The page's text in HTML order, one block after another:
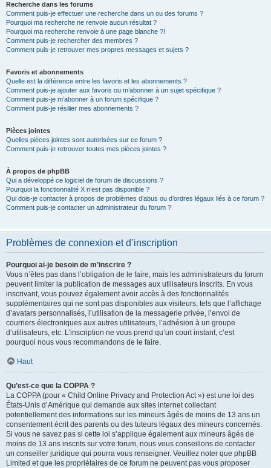
Recherche dans les forums
Comment puis-je effectuer une recherche dans un ou des forums ?
Pourquoi ma recherche ne renvoie aucun résultat ?
Pourquoi ma recherche renvoie à une page blanche ?!
Comment puis-je rechercher des membres ?
Comment puis-je retrouver mes propres messages et sujets ?
Favoris et abonnements
Quelle est la différence entre les favoris et les abonnements ?
Comment puis-je ajouter aux favoris ou m’abonner à un sujet spécifique ?
Comment puis-je m’abonner à un forum spécifique ?
Comment puis-je résilier mes abonnements ?
Pièces jointes
Quelles pièces jointes sont autorisées sur ce forum ?
Comment puis-je retrouver toutes mes pièces jointes ?
À propos de phpBB
Qui a développé ce logiciel de forum de discussions ?
Pourquoi la fonctionnalité X n’est pas disponible ?
Qui dois-je contacter à propos de problèmes d’abus ou d’ordres légaux liés à ce forum ?
Comment puis-je contacter un administrateur du forum ?
Problèmes de connexion et d’inscription
Pourquoi ai-je besoin de m’inscrire ?
Vous n’êtes pas dans l’obligation de le faire, mais les administrateurs du forum
peuvent limiter la publication de messages aux utilisateurs inscrits. En vous
inscrivant, vous pouvez également avoir accès à des fonctionnalités
supplémentaires qui ne sont pas disponibles aux visiteurs, tels que l’affichage
d’avatars personnalisés, l’utilisation de la messagerie privée, l’envoi de
courriers électroniques aux autres utilisateurs, l’adhésion à un groupe
d’utilisateurs, etc. L’inscription ne vous prend qu’un court instant, c’est
pourquoi nous vous recommandons de le faire.
Haut
Qu’est-ce que la COPPA ?
La COPPA (pour « Child Online Privacy and Protection Act ») est une loi des
États-Unis d’Amérique qui demande aux sites internet collectant
potentiellement des informations sur les mineurs âgés de moins de 13 ans un
consentement écrit des parents ou des tuteurs légaux des mineurs concernés.
Si vous ne savez pas si cette loi s’applique également aux mineurs âgés de
moins de 13 ans inscrits sur votre forum, nous vous conseillons de contacter
un conseiller juridique qui pourra vous renseigner. Veuillez noter que phpBB
Limited et que les propriétaires de ce forum ne peuvent pas vous proposer